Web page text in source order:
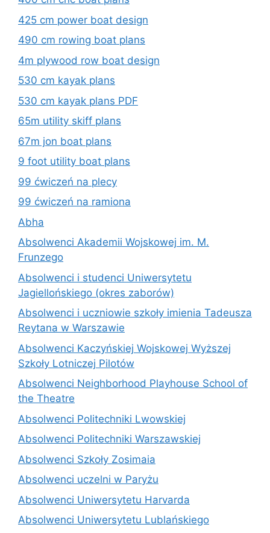
425 cm power boat design
490 cm rowing boat plans
4m plywood row boat design
530 cm kayak plans
530 cm kayak plans PDF
65m utility skiff plans
67m jon boat plans
9 foot utility boat plans
99 ćwiczeń na plecy
99 ćwiczeń na ramiona
Abha
Absolwenci Akademii Wojskowej im. M.
Frunzego
Absolwenci i studenci Uniwersytetu
Jagiellońskiego (okres zaborów)
Absolwenci i uczniowie szkoły imienia Tadeusza
Reytana w Warszawie
Absolwenci Kaczyńskiej Wojskowej Wyższej
Szkoły Lotniczej Pilotów
Absolwenci Neighborhood Playhouse School of
the Theatre
Absolwenci Politechniki Lwowskiej
Absolwenci Politechniki Warszawskiej
Absolwenci Szkoły Zosimaia
Absolwenci uczelni w Paryżu
Absolwenci Uniwersytetu Harvarda
Absolwenci Uniwersytetu Lublańskiego